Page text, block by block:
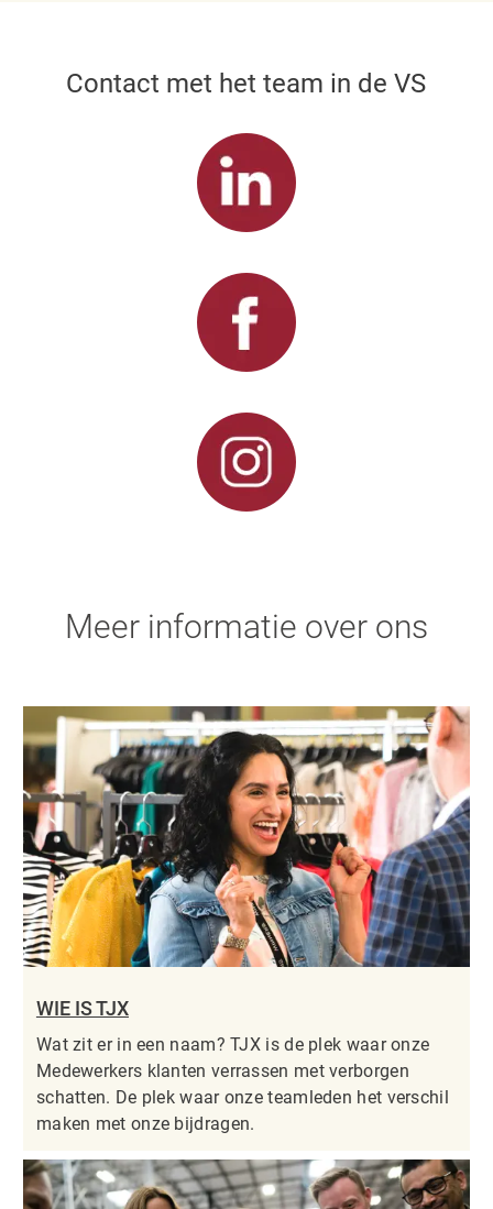
Contact met het team in de VS
Meer informatie over ons
WIE IS TJX
Wat zit er in een naam? TJX is de plek waar onze
Medewerkers klanten verrassen met verborgen
schatten. De plek waar onze teamleden het verschil
maken met onze bijdragen.